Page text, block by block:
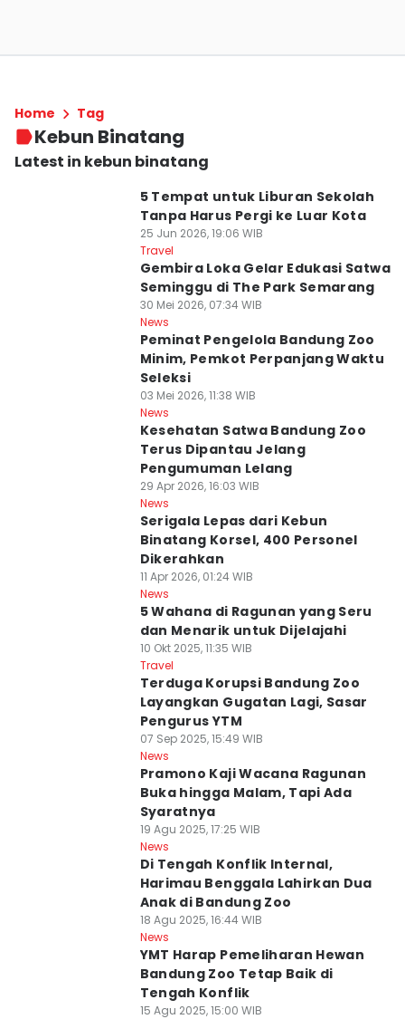
Home Tag
Kebun Binatang
Latest in kebun binatang
5 Tempat untuk Liburan Sekolah
Tanpa Harus Pergi ke Luar Kota
25 Jun 2026, 19:06 WIB
Travel
Gembira Loka Gelar Edukasi Satwa
Seminggu di The Park Semarang
30 Mei 2026, 07:34 WIB
News
Peminat Pengelola Bandung Zoo
Minim, Pemkot Perpanjang Waktu
Seleksi
03 Mei 2026, 11:38 WIB
News
Kesehatan Satwa Bandung Zoo
Terus Dipantau Jelang
Pengumuman Lelang
29 Apr 2026, 16:03 WIB
News
Serigala Lepas dari Kebun
Binatang Korsel, 400 Personel
Dikerahkan
11 Apr 2026, 01:24 WIB
News
5 Wahana di Ragunan yang Seru
dan Menarik untuk Dijelajahi
10 Okt 2025, 11:35 WIB
Travel
Terduga Korupsi Bandung Zoo
Layangkan Gugatan Lagi, Sasar
Pengurus YTM
07 Sep 2025, 15:49 WIB
News
Pramono Kaji Wacana Ragunan
Buka hingga Malam, Tapi Ada
Syaratnya
19 Agu 2025, 17:25 WIB
News
Di Tengah Konflik Internal,
Harimau Benggala Lahirkan Dua
Anak di Bandung Zoo
18 Agu 2025, 16:44 WIB
News
YMT Harap Pemeliharan Hewan
Bandung Zoo Tetap Baik di
Tengah Konflik
15 Agu 2025, 15:00 WIB